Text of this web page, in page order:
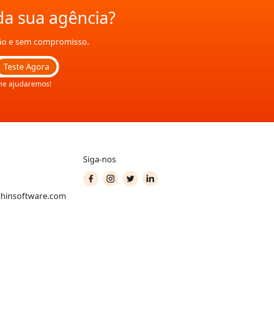
sua agência?
e sem compromisso.
Teste Agora
ajudaremos!
Siga-nos